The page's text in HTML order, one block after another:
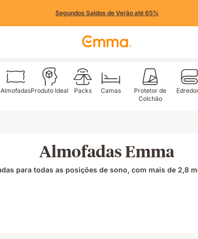
Segundos Saldos de Verão até 65%
AlmofadasProduto Ideal Packs Camas
Protetor de
Colchão
Almofadas Emma
para todas as posições de sono, com mais de 2,8